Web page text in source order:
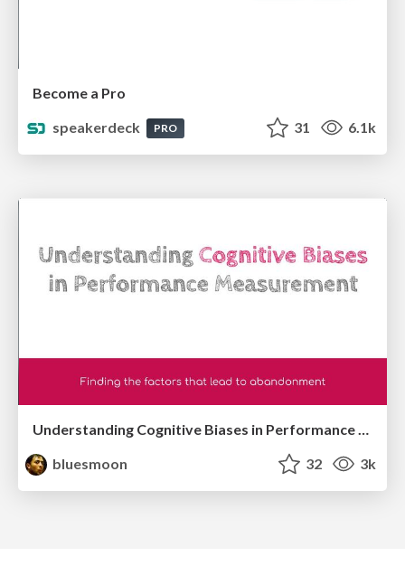
Become a Pro
speakerdeck
PRO 31 6.1k
Understanding Cognitive Biases in Performance Measurement
bluesmoon
32 3k